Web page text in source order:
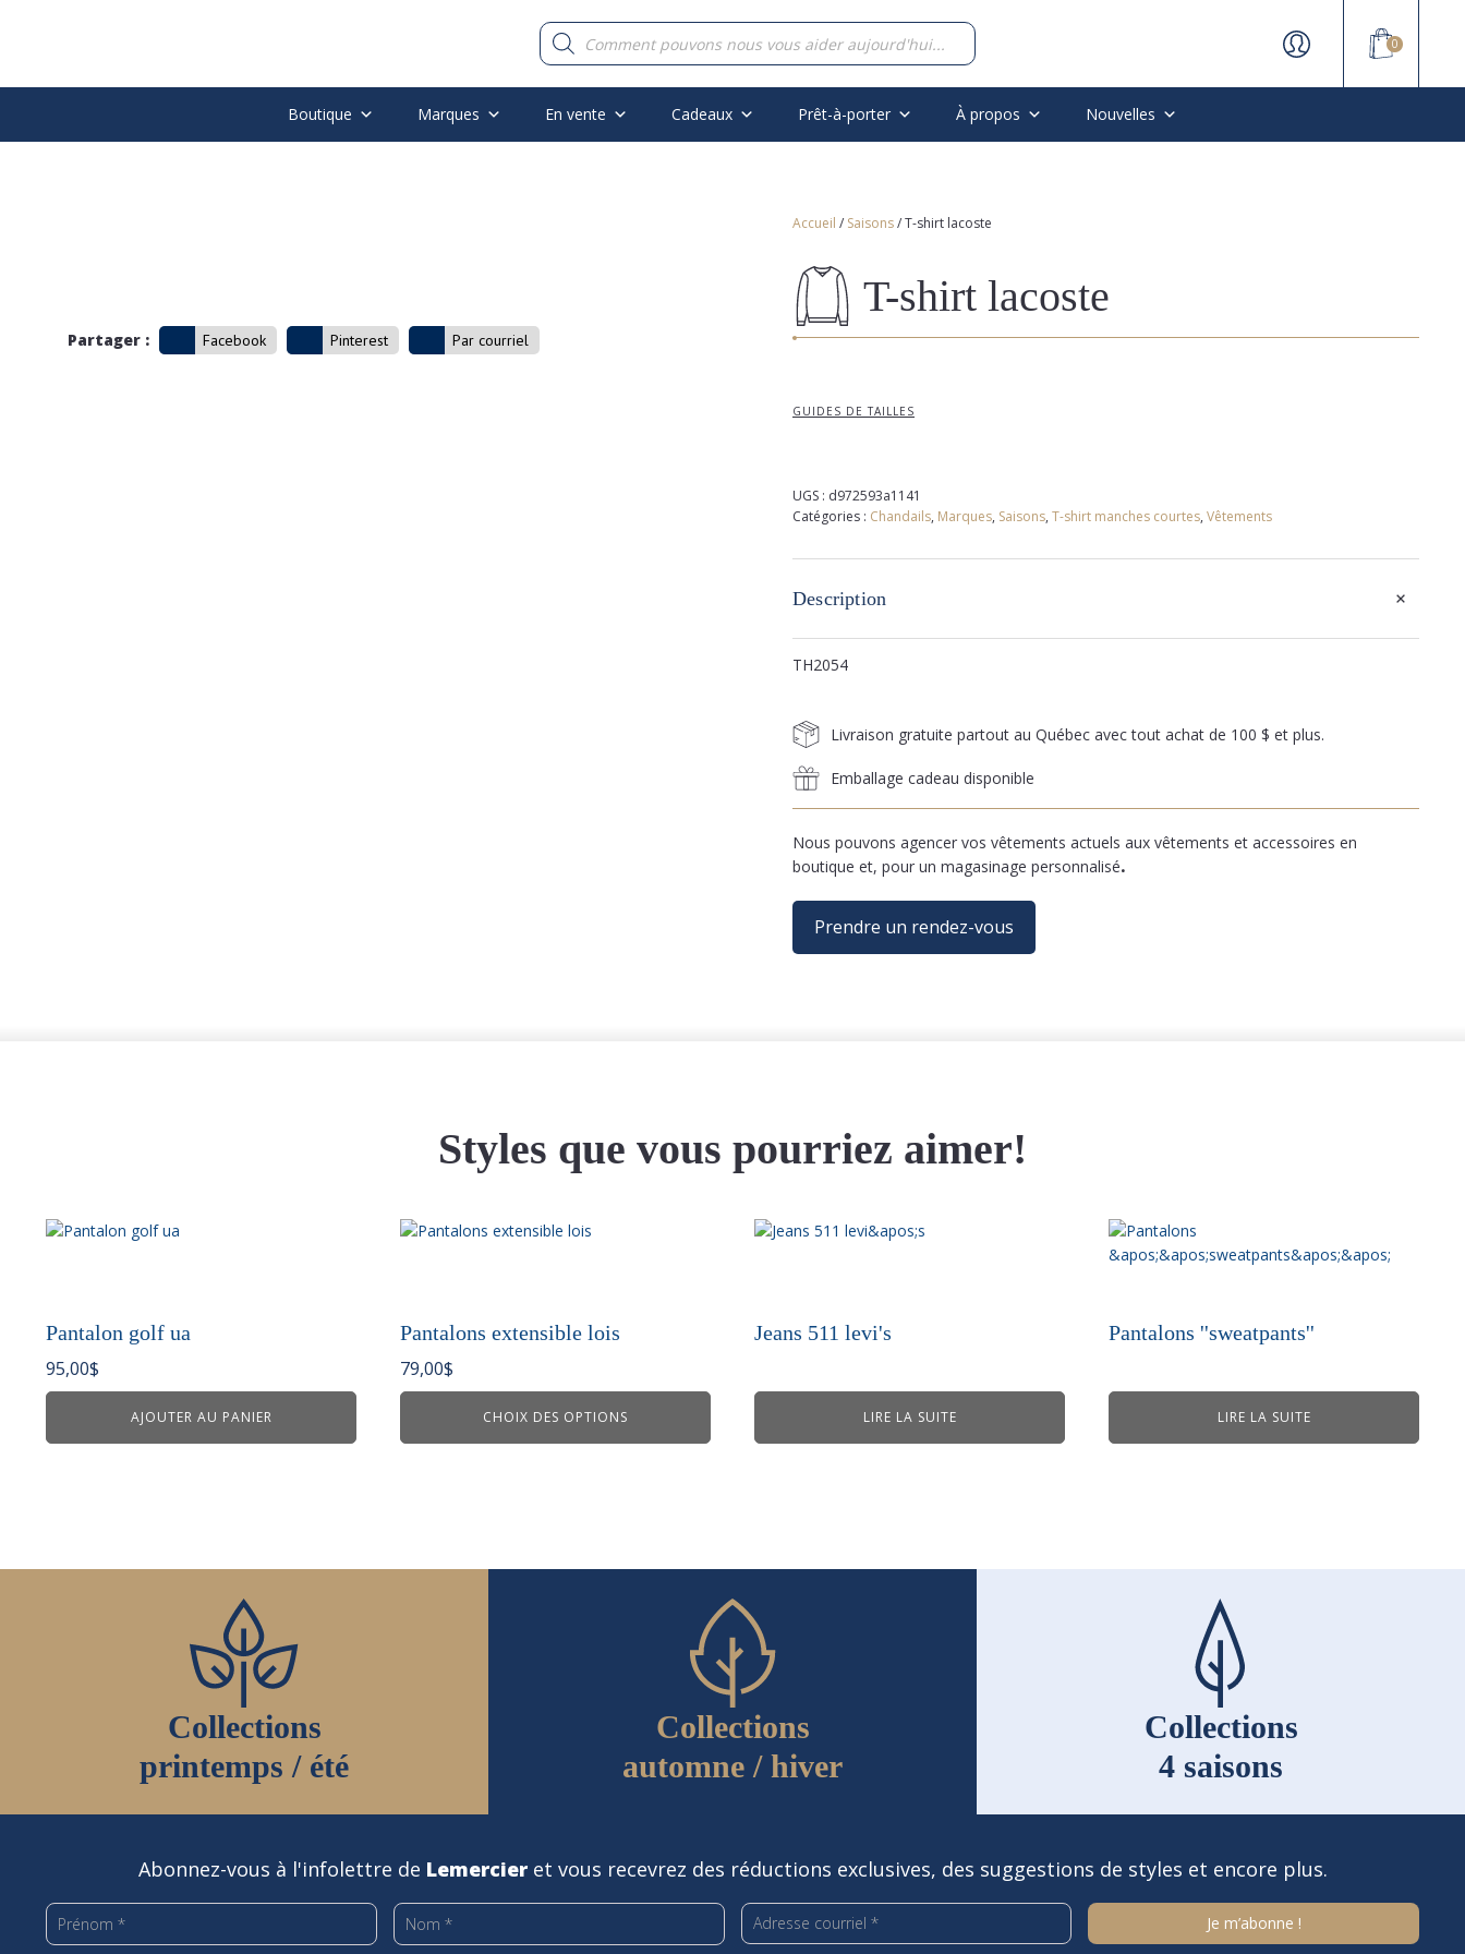
Recherche
de
produits
0
Boutique Marques En vente Cadeaux Prêt-à-porter À propos Nouvelles
Partager : Facebook Pinterest Par courriel
Accueil / Saisons/ T-shirt lacoste
T-shirt lacoste
GUIDES DE TAILLES
UGS : d972593a1141
Catégories : Chandails, Marques, Saisons, T-shirt manches courtes, Vêtements
Description +
TH2054
Livraison gratuite partout au Québec avec tout achat de 100 $ et plus.
Emballage cadeau disponible
Nous pouvons agencer vos vêtements actuels aux vêtements et accessoires en
boutique et, pour un magasinage personnalisé.
Prendre un rendez-vous
Styles que vous pourriez aimer!
Pantalon golf ua
95,00$
AJOUTER AU PANIER
Pantalons extensible lois
79,00$
CHOIX DES OPTIONS
Ce
variations.
options
peuvent
choisies
produit
Jeans 511 levi's
LIRE LA SUITE
Pantalons ''sweatpants''
LIRE LA SUITE
Collections
printemps / été
Collections
automne / hiver
Collections
4 saisons
Abonnez-vous à l'infolettre de Lemercieret vous recevrez des réductions exclusives, des suggestions de styles et encore plus.